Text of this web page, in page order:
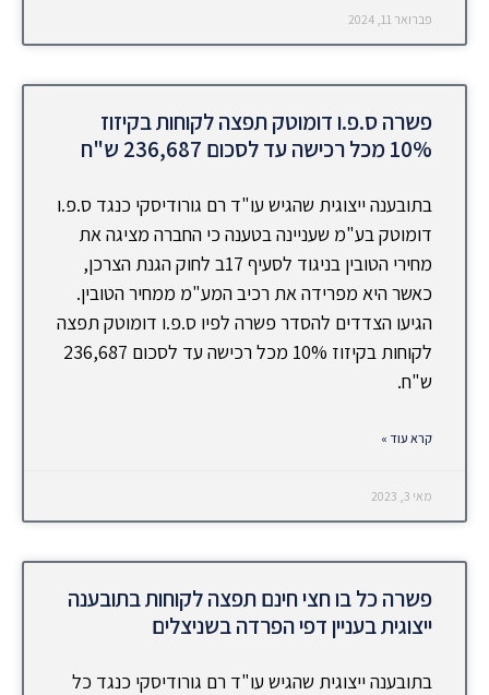
פברואר 11, 2024
פשרה ס.פ.ו דומוטק תפצה לקוחות בקיזוז
10% מכל רכישה עד לסכום 236,687 ש"ח
בתובענה ייצוגית שהגיש עו"ד רם גורודיסקי כנגד ס.פ.ו
דומוטק בע"מ שעניינה בטענה כי החברה מציגה את
מחירי הטובין בניגוד לסעיף 17ב לחוק הגנת הצרכן,
כאשר היא מפרידה את רכיב המע"מ ממחיר הטובין.
הגיעו הצדדים להסדר פשרה לפיו ס.פ.ו דומוטק תפצה
לקוחות בקיזוז 10% מכל רכישה עד לסכום 236,687
ש"ח.
קרא עוד »
מאי 3, 2023
פשרה כל בו חצי חינם תפצה לקוחות בתובענה
ייצוגית בעניין דפי הפרדה בשניצלים
בתובענה ייצוגית שהגיש עו"ד רם גורודיסקי כנגד כל